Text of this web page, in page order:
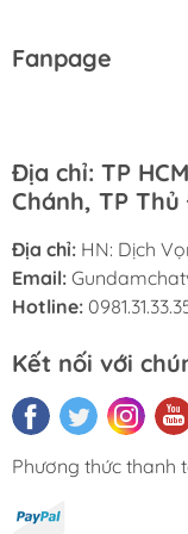
Fanpage
Địa chỉ: TP
Chánh, TP
Địa chỉ: HN: Dịch
Email:
Hotline:
Kết nối với
Phương thức thanh